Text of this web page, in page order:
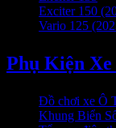
Exciter 150
Vario 125
Phụ Kiện
Đồ chơi xe Ô
Khung Biển